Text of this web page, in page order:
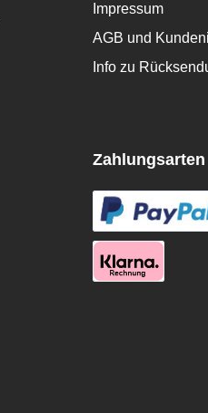
Impressum
AGB und
Info zu
Zahlungsarten